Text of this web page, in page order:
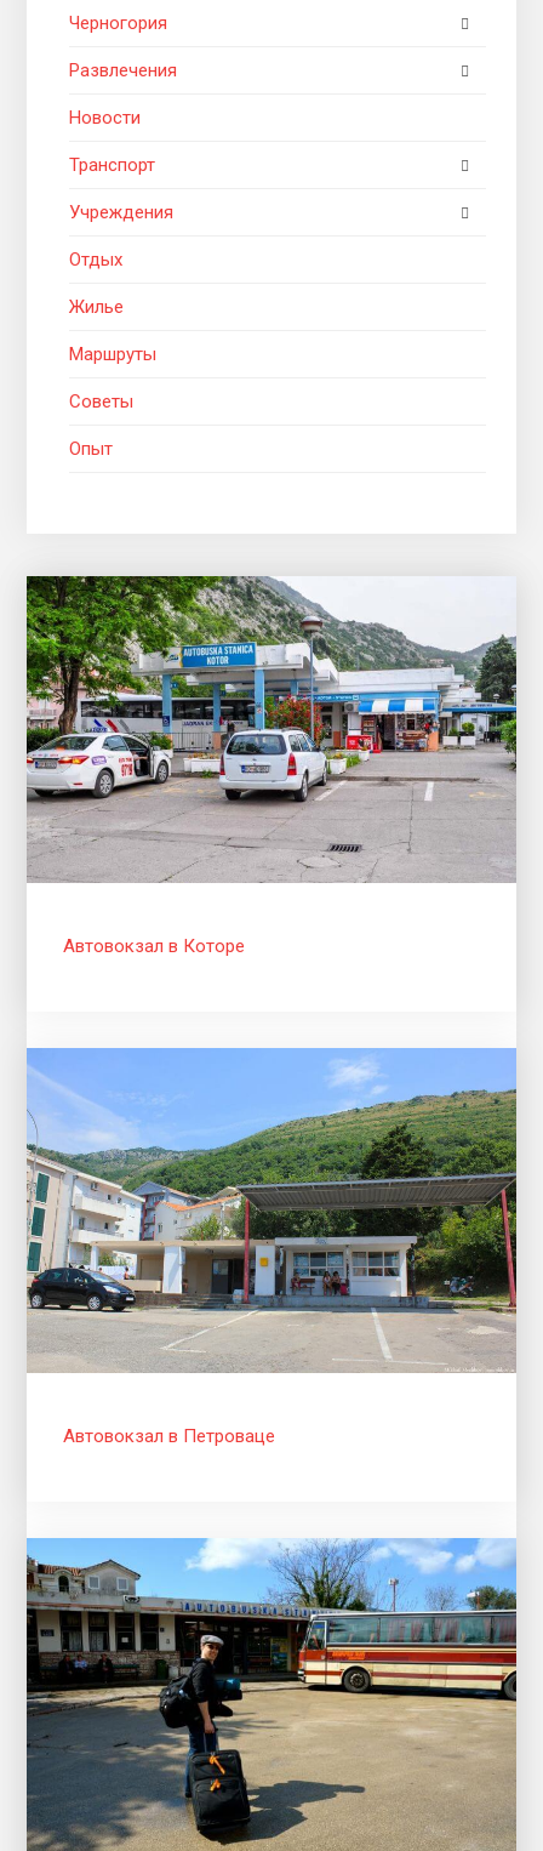
Черногория
Развлечения
Новости
Транспорт
Учреждения
Отдых
Жилье
Маршруты
Советы
Опыт
Автовокзал в Которе
Автовокзал в Петроваце